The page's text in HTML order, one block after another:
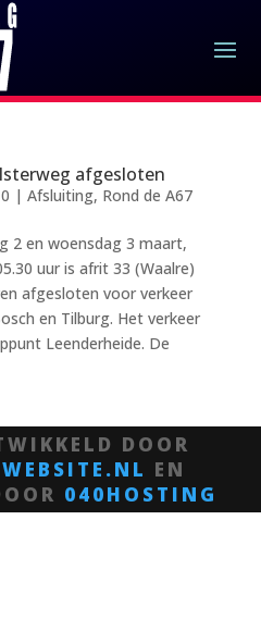
afgesloten
| Afsluiting, Rond de A67
2 en woensdag 3 maart,
uur is afrit 33 (Waalre)
afgesloten voor verkeer
en Tilburg. Het verkeer
Leenderheide. De
DOOR
EN
040HOSTING